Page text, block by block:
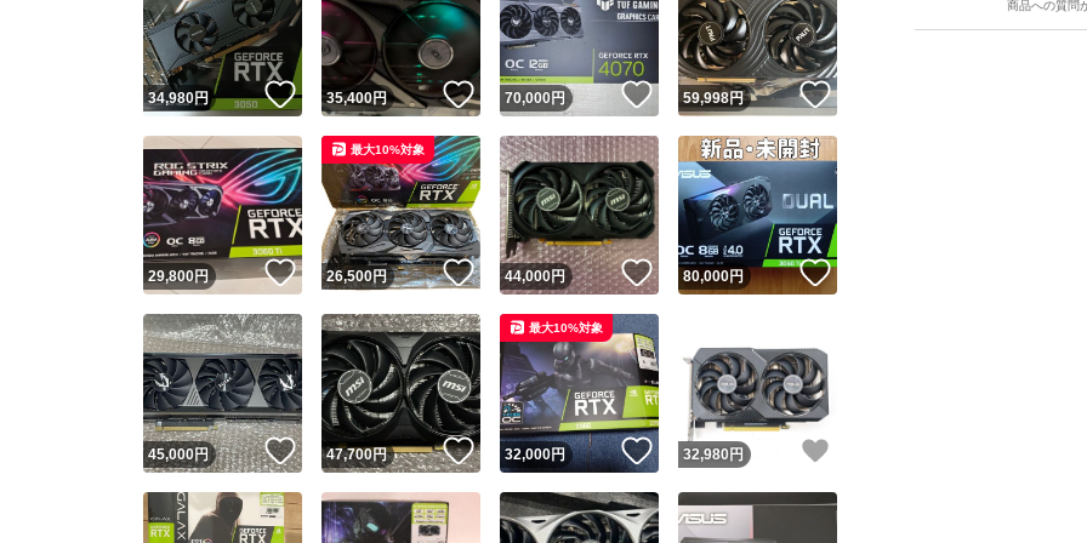
ユーザーの実績について
Yahoo!フリマが定めた一定の基準を満たしたユーザーにバッジを付与しています
安心取引出品者
安心取引出品者 Yahoo!フリマの基準をクリアした安心・安全なユーザーです
取引実績
取引実績◯+ このユーザーはYahoo!フリマの取引を完了させた実績があり
商品への質問
この商品の情報をコピーします
商品画像の無断転載は禁止されています
コピーは1商品につき1回です
34,980円 いいね！
35,400円 いいね！
70,000円 いいね！
59,998円 いいね！
29,800円 いいね！
26,500円 いいね！
最大10%対象
44,000円 いいね！
80,000円 いいね！
45,000円 いいね！
47,700円 いいね！
32,000円 いいね！
最大10%対象
32,980 円